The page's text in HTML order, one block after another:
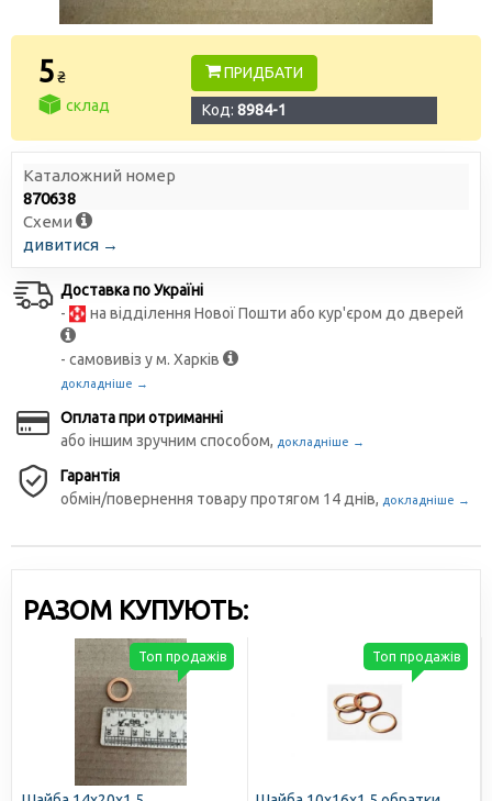
5₴
склад
ПРИДБАТИ
Код: 8984-1
Каталожний номер
870638
Схеми
дивитися →
Доставка по Україні
-
на відділення Нової Пошти або кур'єром до дверей
- самовивіз у м. Харків
докладніше →
Оплата при отриманні
або іншим зручним способом, докладніше →
Гарантія
обмін/повернення товару протягом 14 днів, докладніше →
РАЗОМ КУПУЮТЬ:
Топ продажів Топ продажів